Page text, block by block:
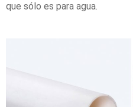
que sólo es para agua.